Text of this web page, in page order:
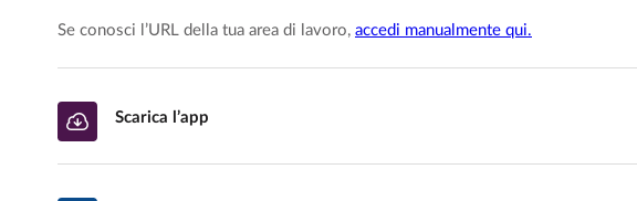
Se conosci l’URL della tua area di lavoro, accedi manualmente qui.
Scarica l’app